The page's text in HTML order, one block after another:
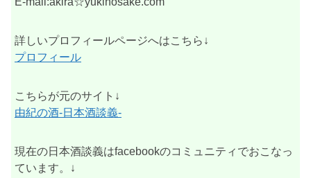
詳しいプロフィールページへはこちら↓
プロフィール
こちらが元のサイト↓
由紀の酒-日本酒談義-
現在の日本酒談義はfacebookのコミュニティでおこなっ
ています。↓